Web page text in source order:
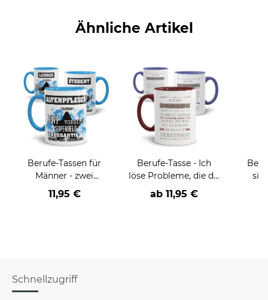
Ähnliche Artikel
Berufe-Tassen für
Männer - zwei
Farbvarianten
11,95 €
Berufe-Tasse - Ich
löse Probleme, die du
nicht verstehst -
verschiedene Berufe
ab 11,95 €
Schnellzugriff